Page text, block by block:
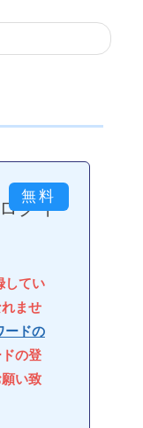
グイ
してい
ませ
ードの
の登
い致